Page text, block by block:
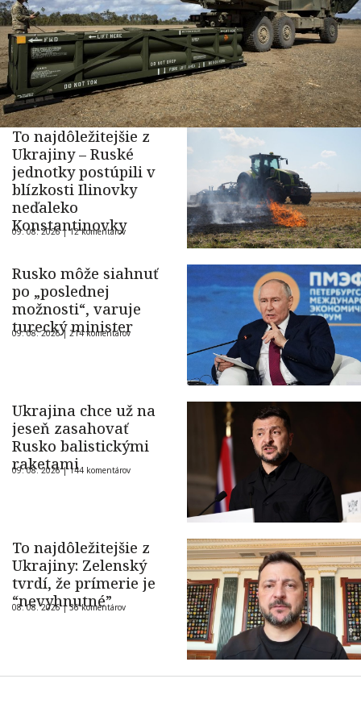
To najdôležitejšie z
Ukrajiny – Ruské
jednotky postúpili v
blízkosti Ilinovky
neďaleko
Konstantinovky
09. 08. 2026 |12 komentárov
Rusko môže siahnuť
po „poslednej
možnosti“, varuje
turecký minister
09. 08. 2026 | 214 komentárov
Ukrajina chce už na
jeseň zasahovať
Rusko balistickými
raketami
09. 08. 2026 |144 komentárov
To najdôležitejšie z
Ukrajiny: Zelenský
tvrdí, že prímerie je
“nevyhnutné”
08. 08. 2026 |36 komentárov